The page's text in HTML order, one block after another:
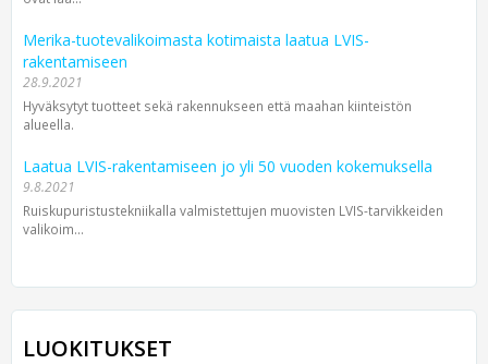
Merika-tuotevalikoimasta kotimaista laatua LVIS-
rakentamiseen
28.9.2021
Hyväksytyt tuotteet sekä rakennukseen että maahan kiinteistön
alueella.
Laatua LVIS-rakentamiseen jo yli 50 vuoden kokemuksella
9.8.2021
Ruiskupuristustekniikalla valmistettujen muovisten LVIS-tarvikkeiden
valikoim...
LUOKITUKSET